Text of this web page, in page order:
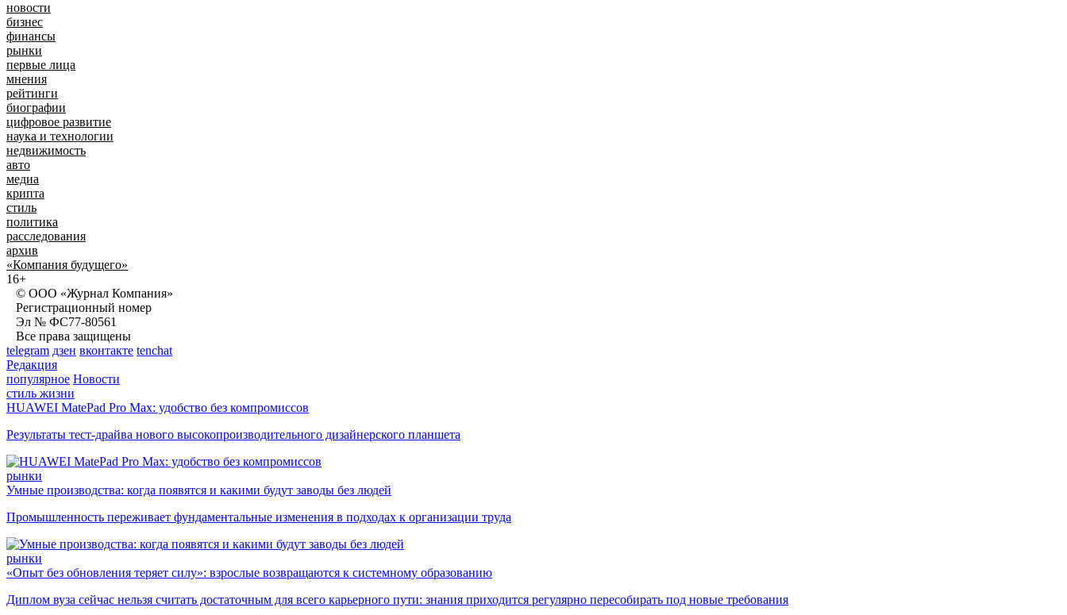
новости
бизнес
финансы
рынки
первые лица
мнения
рейтинги
биографии
цифровое развитие
наука и технологии
недвижимость
авто
медиа
крипта
стиль
политика
расследования
архив
«Компания будущего»
16+
© ООО «Журнал Компания»
Регистрационный номер
Эл № ФС77-80561
Все права защищены
telegram дзен вконтакте tenchat
Редакция
популярное Новости
стиль жизни
HUAWEI MatePad Pro Max: удобство без компромиссов
Результаты тест-драйва нового высокопроизводительного дизайнерского планшета
рынки
Умные производства: когда появятся и какими будут заводы без людей
Промышленность переживает фундаментальные изменения в подходах к организации труда
рынки
«Опыт без обновления теряет силу»: взрослые возвращаются к системному образованию
Диплом вуза сейчас нельзя считать достаточным для всего карьерного пути: знания приходится регулярно пересобирать под новые требования